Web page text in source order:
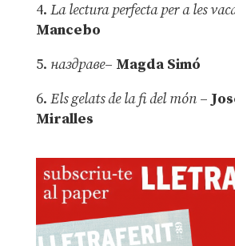
4. La lectura perfecta per a les
Mancebo
5. наздраве– Magda Simó
6. Els gelats de la fi del món –
Miralles